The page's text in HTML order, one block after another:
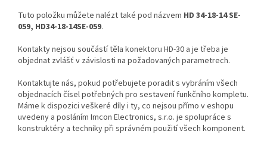
Tuto položku můžete nalézt také pod názvem HD 34-18-14 SE-
059, HD34-18-14SE-059.
Kontakty nejsou součástí těla konektoru HD-30 a je třeba je
objednat zvlášť v závislosti na požadovaných parametrech.
Kontaktujte nás, pokud potřebujete poradit s vybráním všech
objednacích čísel potřebných pro sestavení funkčního kompletu.
Máme k dispozici veškeré díly i ty, co nejsou přímo v eshopu
uvedeny a posláním Imcon Electronics, s.r.o. je spolupráce s
konstruktéry a techniky při správném použití všech komponent.